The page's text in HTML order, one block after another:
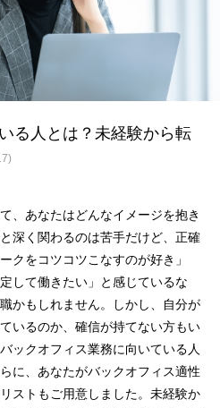
第二新卒・メ
る人とは？未経験から転
、あなたはどんなイメージを抱き
深く関わるのは苦手だけど、正確
クをコツコツこなすのが好き」
して働きたい」と感じているな
かもしれません。しかし、自分が
いるのか、確信が持てない方もい
ックオフィス業務に向いている人
に、あなたがバックオフィス適性
ストもご用意しました。未経験か